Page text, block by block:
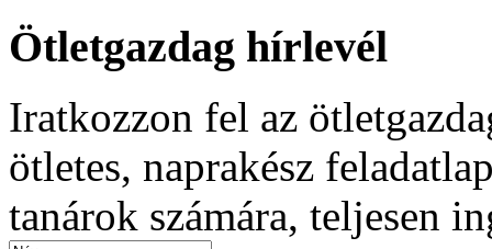
Ötletgazdag hírlevél
Iratkozzon fel az
ötletes, naprakész
tanárok számára, teljesen